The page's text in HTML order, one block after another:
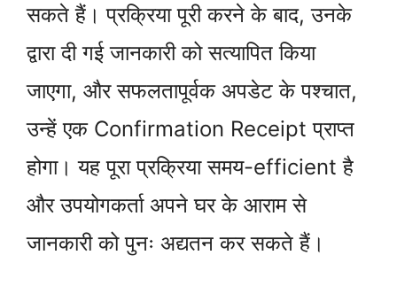
सकते हैं। प्रक्रिया पूरी करने के बाद, उनके
द्वारा दी गई जानकारी को सत्यापित किया
जाएगा, और सफलतापूर्वक अपडेट के पश्चात,
उन्हें एक Confirmation Receipt प्राप्त
होगा। यह पूरा प्रक्रिया समय-efficient है
और उपयोगकर्ता अपने घर के आराम से
जानकारी को पुनः अद्यतन कर सकते हैं।